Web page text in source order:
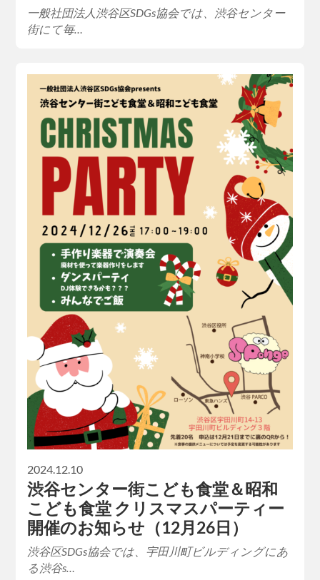
一般社団法人渋谷区SDGs協会では、渋谷センター
街にて毎…
2024.12.10
渋谷センター街こども食堂＆昭和
こども食堂 クリスマスパーティー
開催のお知らせ（12月26日）
渋谷区SDGs協会では、宇田川町ビルディングにあ
る渋谷s…